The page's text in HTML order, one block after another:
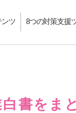
ンツ 8つの対策支援
書をま